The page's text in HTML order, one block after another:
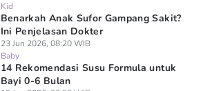
Kid
Benarkah Anak Sufor Gampang Sakit?
Ini Penjelasan Dokter
23 Jun 2026, 08:20 WIB
Baby
14 Rekomendasi Susu Formula untuk
Bayi 0-6 Bulan